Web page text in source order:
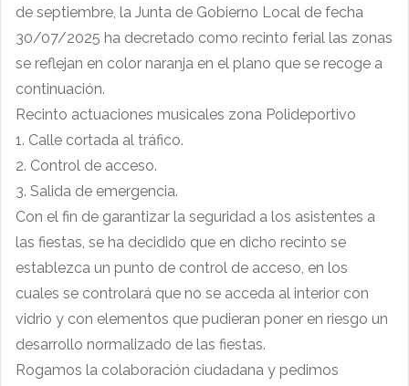
de septiembre, la Junta de Gobierno Local de fecha
30/07/2025 ha decretado como recinto ferial las zonas
se reflejan en color naranja en el plano que se recoge a
continuación.
Recinto actuaciones musicales zona Polideportivo
1. Calle cortada al tráfico.
2. Control de acceso.
3. Salida de emergencia.
Con el fin de garantizar la seguridad a los asistentes a
las fiestas, se ha decidido que en dicho recinto se
establezca un punto de control de acceso, en los
cuales se controlará que no se acceda al interior con
vidrio y con elementos que pudieran poner en riesgo un
desarrollo normalizado de las fiestas.
Rogamos la colaboración ciudadana y pedimos